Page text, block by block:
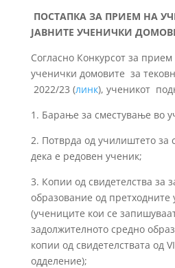
ПОСТАПКА ЗА ПРИЕМ НА
ЈАВНИТЕ УЧЕНИЧКИ
Согласно Конкурсот за
ученички домовите за
2022/23 (линк), ученикот
1. Барање за сместување во
2. Потврда од училиштето за
дека е редовен ученик;
3. Копии од свидетелства за
образование од претходните
(учениците кои се
задолжителното средно
копии од свидетелствата од
одделение);